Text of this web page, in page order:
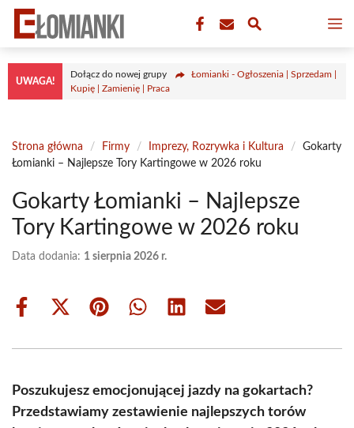
Przejdź
treści
UWAGA!
Dołącz do nowej grupy
Łomianki - Ogłoszenia | Sprzedam |
Kupię | Zamienię | Praca
Strona główna / Firmy / Imprezy, Rozrywka i Kultura /
Gokarty
Łomianki – Najlepsze Tory Kartingowe w 2026 roku
Gokarty Łomianki – Najlepsze
Tory Kartingowe w 2026 roku
Data dodania: 1 sierpnia 2026 r.
Share
Share
(Twitter)
Share Share Share Share
Poszukujesz emocjonującej jazdy na gokartach?
Przedstawiamy zestawienie najlepszych torów